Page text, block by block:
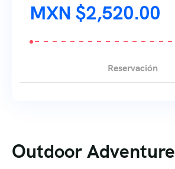
Outdoor Adventure
$2,520.00
Reservación